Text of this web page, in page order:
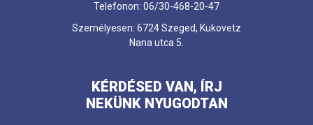
Telefonon: 06/30-468-20-47
Személyesen: 6724 Szeged, Kukovetz
Nana utca 5.
KÉRDÉSED VAN, ÍRJ
NEKÜNK NYUGODTAN